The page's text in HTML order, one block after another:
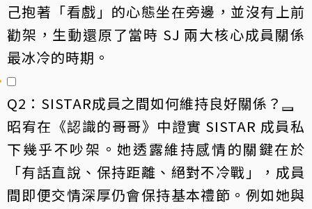
己抱著「看戲」的心態坐在旁邊，並沒有上前
勸架，生動還原了當時 SJ 兩大核心成員關係
最冰冷的時期。
Q2：SISTAR成員之間如何維持良好關係？
昭宥在《認識的哥哥》中證實 SISTAR 成員私
下幾乎不吵架。她透露維持感情的關鍵在於
「有話直說、保持距離、絕對不冷戰」，成員
間即便交情深厚仍會保持基本禮節。例如她與